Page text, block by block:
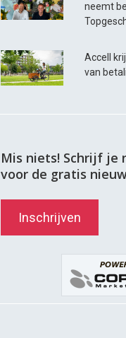
neemt
Accell
van
Mis niets! Schrijf je
voor de gratis
Inschrijven